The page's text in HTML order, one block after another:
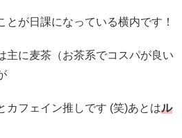
とが日課になっている横内です！
主に麦茶（お茶系でコスパが良い
カフェイン推しです (笑)あとはル